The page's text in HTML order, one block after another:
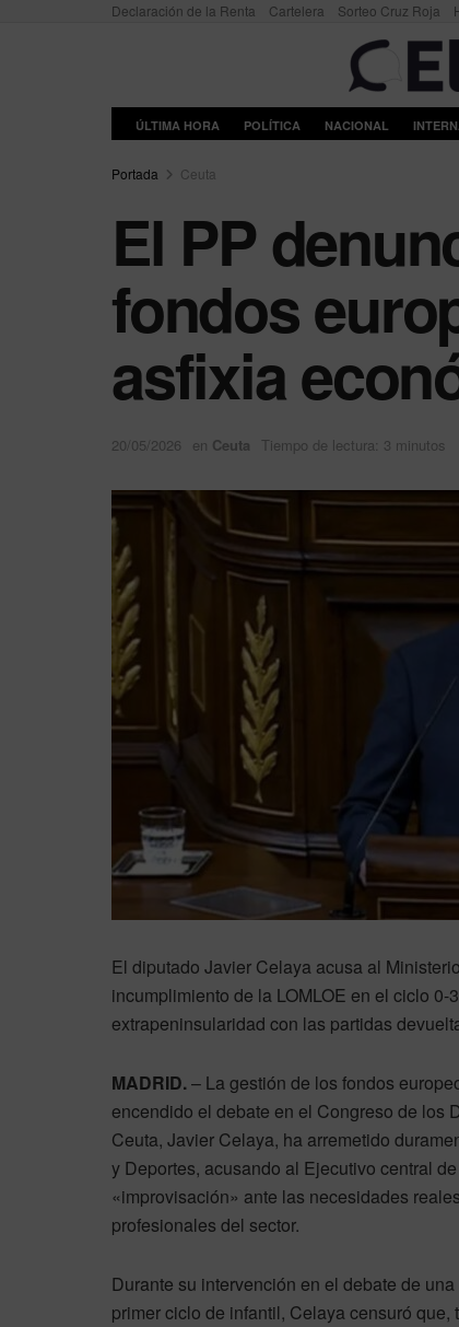
Declaración de la Renta Cartelera Sorteo Cruz Roja
ÚLTIMA HORA POLÍTICA NACIONAL
Portada Ceuta
El PP
fondos
asfixia
20/05/2026 en Ceuta Tiempo de lectura: 3 minutos
El diputado Javier Celaya acusa al
incumplimiento de la LOMLOE en el ciclo
extrapeninsularidad con las partidas
MADRID.– La gestión de los fondos
encendido el debate en el Congreso de los
Ceuta, Javier Celaya, ha arremetido
y Deportes, acusando al Ejecutivo central
«improvisación» ante las necesidades
profesionales del sector.
Durante su intervención en el debate de
primer ciclo de infantil, Celaya censuró